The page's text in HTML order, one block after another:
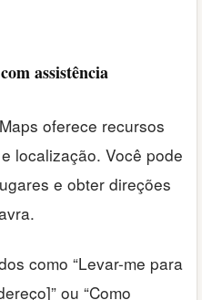
assistência
oferece recursos
localização. Você pode
e obter direções
como “Levar-me para
ou “Como